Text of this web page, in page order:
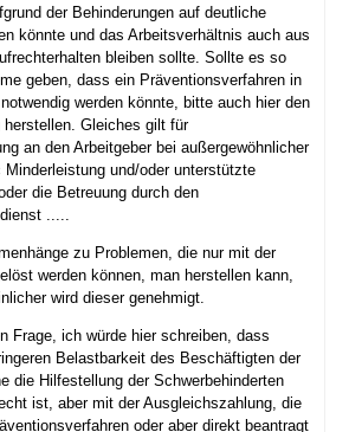
der Behinderungen auf deutliche
könnte und das Arbeitsverhältnis auch aus
bleiben sollte. Sollte es so
geben, dass ein Präventionsverfahren in
werden könnte, bitte auch hier den
herstellen. Gleiches gilt für
an den Arbeitgeber bei außergewöhnlicher
Minderleistung und/oder unterstützte
die Betreuung durch den
.....
zu Problemen, die nur mit der
werden können, man herstellen kann,
wird dieser genehmigt.
Frage, ich würde hier schreiben, dass
Belastbarkeit des Beschäftigten der
die Hilfestellung der Schwerbehinderten
ist, aber mit der Ausgleichszahlung, die
oder aber direkt beantragt